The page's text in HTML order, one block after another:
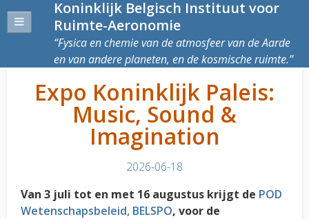
Koninklijk Belgisch Instituut voor
Ruimte-Aeronomie
Fysica en chemie van de atmosfeer van de Aarde
en van andere planeten, en de kosmische ruimte.
Expo Koninklijk Paleis:
Music, Sound &
Imagination
2026-06-18
Van 3 juli tot en met 16 augustus krijgt de POD
Wetenschapsbeleid, BELSPO, voor de